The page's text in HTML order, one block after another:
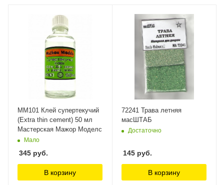
ММ101 Клей супертекучий
(Extra thin cement) 50 мл
Мастерская Мажор Моделс
Мало
345 руб.
В корзину
72241 Трава летняя
масШТАБ
Достаточно
145 руб.
В корзину